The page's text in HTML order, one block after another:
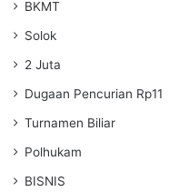
BKMT
Solok
2 Juta
Dugaan Pencurian Rp11
Turnamen Biliar
Polhukam
BISNIS